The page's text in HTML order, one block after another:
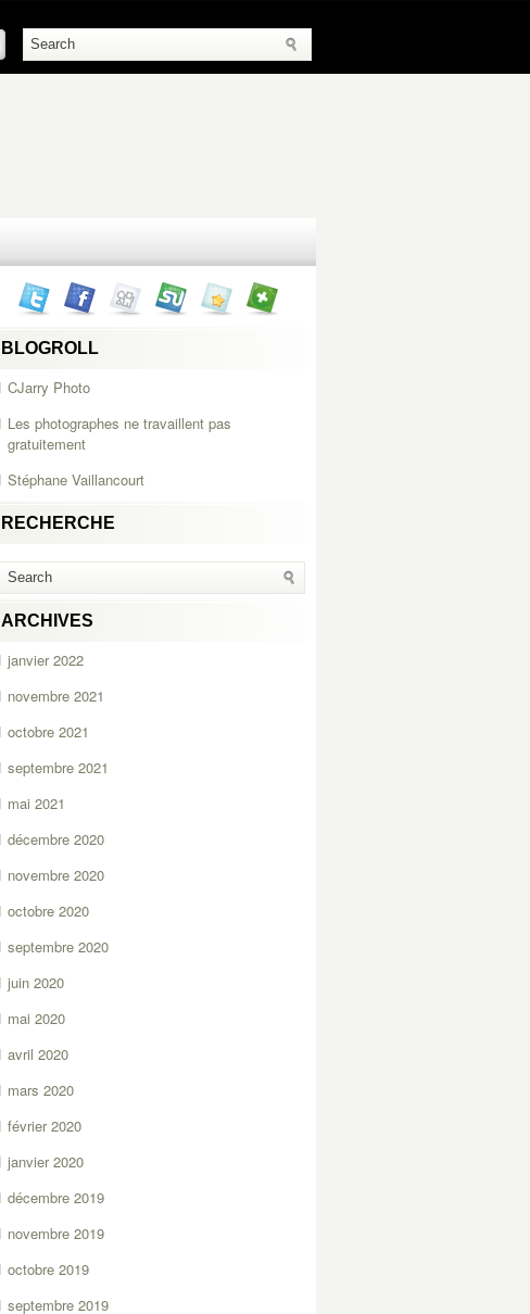
BLOGROLL
CJarry Photo
Les photographes ne travaillent pas
gratuitement
Stéphane Vaillancourt
RECHERCHE
ARCHIVES
janvier 2022
novembre 2021
octobre 2021
septembre 2021
mai 2021
décembre 2020
novembre 2020
octobre 2020
septembre 2020
juin 2020
mai 2020
avril 2020
mars 2020
février 2020
janvier 2020
décembre 2019
novembre 2019
octobre 2019
septembre 2019